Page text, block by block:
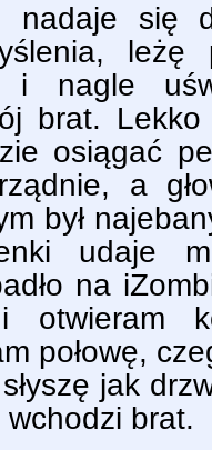
nadaje się
leżę
i nagle
brat.
osiągać
a
był
udaje
na
otwieram
połowę,
jak
wchodzi brat.